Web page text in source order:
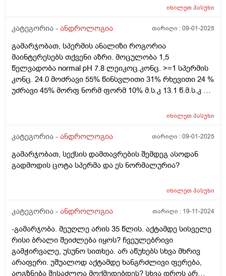
იხილეთპასუხი
კატეგორია - ანდროლოგია თარიღი :09-01-2025
გამარჯობათ, სპერმის ანალიზი როგორია
მაინტერესებს თქვენი აზრი. მოცულობა 1,5
წელვადობა normal pH 7.8 ლეიკოც.კონც. >=1 სპერმის
კონც. 24.0 მოძრავი 55% წინსვლითი 31% რხევითი 24 %
უძრავი 45% მორფ ნორმ ფორმ 10% მ.ს.კ 13.1 წ.მ.ს.კ 7.4
სპერმატ 19.7 წინსვ.მოძრ.სპერმატ 11.1 ფუნქციური
იხილეთპასუხი
კატეგორია - ანდროლოგია თარიღი :09-01-2025
გამარჯობათ, სექსის დამთავრების შემდეგ ასოდან
გადმოდის ცოტა სპერმა და ეს ნორმალურია?
იხილეთპასუხი
კატეგორია - ანდროლოგია თარიღი : 19-11-2024
-გამარჯობა. მეუღლე არის 35 წლის. აქტამდე სისველე
რისი ბრალი შეიძლება იყოს? ჩვეულებრივი
გამჭირვალე, უსუნო სითხეა. არ აწუხებს სხვა მხრივ
არაფერი. უშუალოდ აქტამდე ხანგრძლივი ფერება,
აღგზნება შესაძლოა მოქმედებდეს? სხვა დროს არ